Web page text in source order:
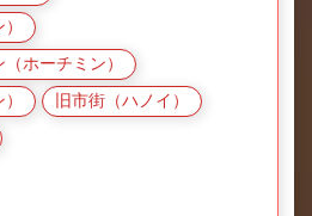
ホーチミン）
旧市街（ハノイ）